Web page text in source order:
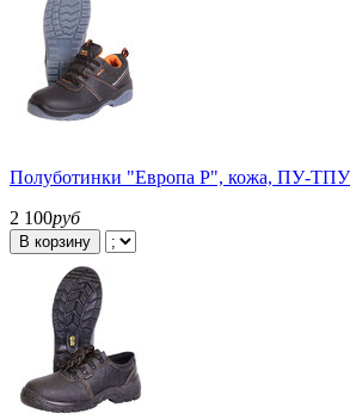
Полуботинки "Европа Р", кожа, ПУ-ТПУ
2 100руб
В корзину